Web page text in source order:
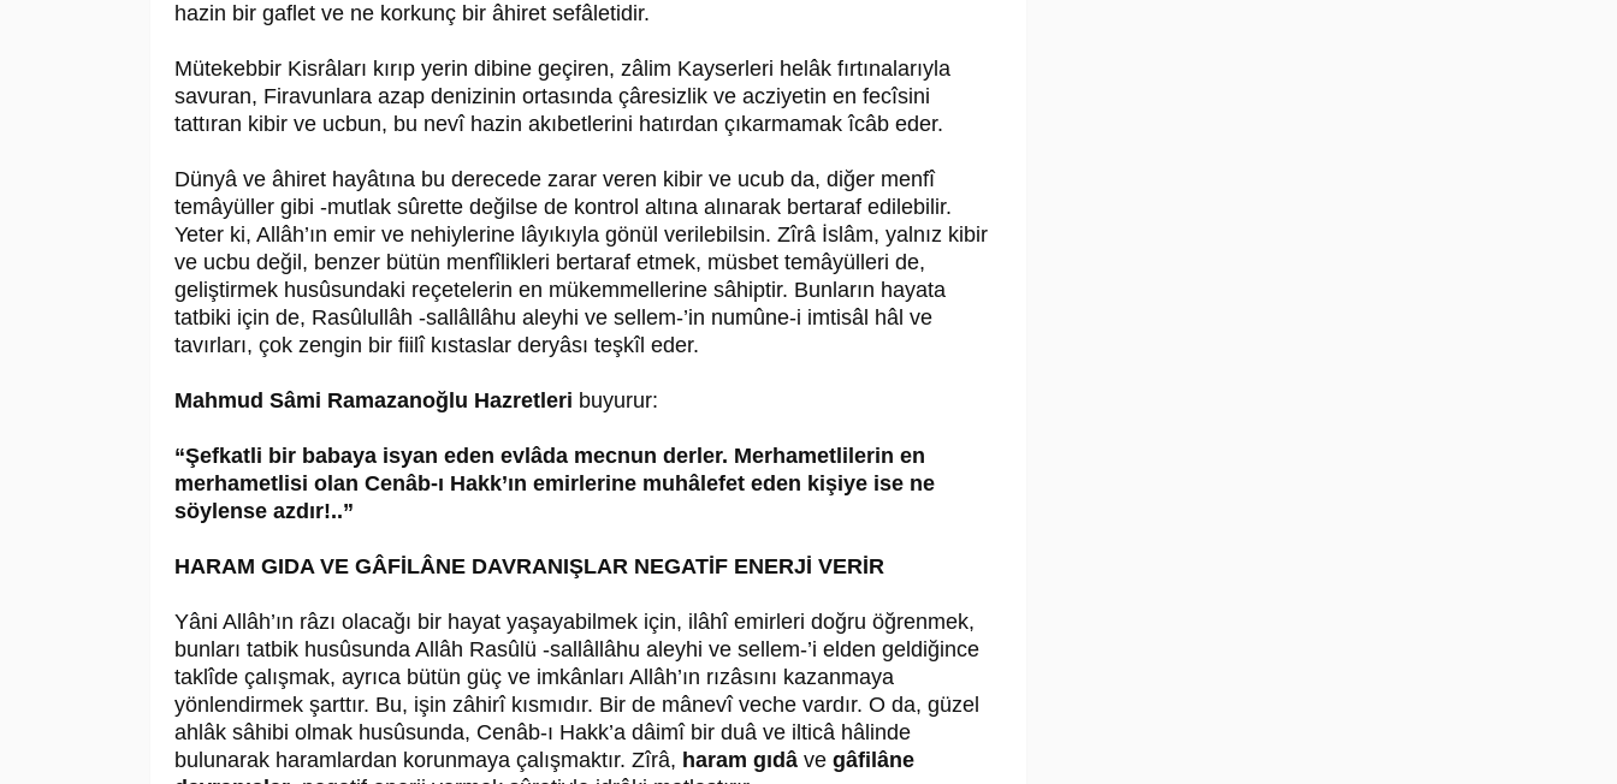
hazin bir gaflet ve ne korkunç bir âhiret sefâletidir.
Mütekebbir Kisrâları kırıp yerin dibine geçiren, zâlim Kayserleri helâk fırtınalarıyla
savuran, Firavunlara azap denizinin ortasında çâresizlik ve acziyetin en fecîsini
tattıran kibir ve ucbun, bu nevî hazin akıbetlerini hatırdan çıkarmamak îcâb eder.
Dünyâ ve âhiret hayâtına bu derecede zarar veren kibir ve ucub da, diğer menfî
temâyüller gibi -mutlak sûrette değilse de kontrol altına alınarak bertaraf edilebilir.
Yeter ki, Allâh’ın emir ve nehiylerine lâyıkıyla gönül verilebilsin. Zîrâ İslâm, yalnız kibir
ve ucbu değil, benzer bütün menfîlikleri bertaraf etmek, müsbet temâyülleri de,
geliştirmek husûsundaki reçetelerin en mükemmellerine sâhiptir. Bunların hayata
tatbiki için de, Rasûlullâh -sallâllâhu aleyhi ve sellem-’in numûne-i imtisâl hâl ve
tavırları, çok zengin bir fiilî kıstaslar deryâsı teşkîl eder.
Mahmud Sâmi Ramazanoğlu Hazretleri buyurur:
“Şefkatli bir babaya isyan eden evlâda mecnun derler. Merhametlilerin en
merhametlisi olan Cenâb-ı Hakk’ın emirlerine muhâlefet eden kişiye ise ne
söylense azdır!..”
HARAM GIDA VE GÂFİLÂNE DAVRANIŞLAR NEGATİF ENERJİ VERİR
Yâni Allâh’ın râzı olacağı bir hayat yaşayabilmek için, ilâhî emirleri doğru öğrenmek,
bunları tatbik husûsunda Allâh Rasûlü -sallâllâhu aleyhi ve sellem-’i elden geldiğince
taklîde çalışmak, ayrıca bütün güç ve imkânları Allâh’ın rızâsını kazanmaya
yönlendirmek şarttır. Bu, işin zâhirî kısmıdır. Bir de mânevî veche vardır. O da, güzel
ahlâk sâhibi olmak husûsunda, Cenâb-ı Hakk’a dâimî bir duâ ve ilticâ hâlinde
bulunarak haramlardan korunmaya çalışmaktır. Zîrâ, haram gıdâ ve gâfilâne